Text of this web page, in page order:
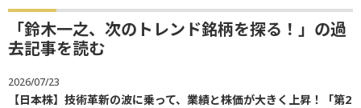
「鈴木一之、次のトレンド銘柄を探る！」の過
去記事を読む
2026/07/23
【日本株】技術革新の波に乗って、業績と株価が大きく上昇！「第2